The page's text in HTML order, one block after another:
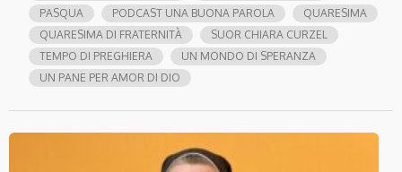
PASQUA
PODCAST UNA BUONA PAROLA
QUARESIMA
QUARESIMA DI FRATERNITÀ
SUOR CHIARA CURZEL
TEMPO DI PREGHIERA
UN MONDO DI SPERANZA
UN PANE PER AMOR DI DIO